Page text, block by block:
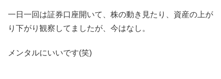
一日一回は証券口座開いて、株の動き見たり、資産の上が
り下がり観察してましたが、今はなし。
メンタルにいいです(笑)